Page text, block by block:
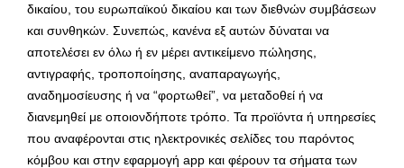
δικαίου, του ευρωπαϊκού δικαίου και των διεθνών συμβάσεων
και συνθηκών. Συνεπώς, κανένα εξ αυτών δύναται να
αποτελέσει εν όλω ή εν μέρει αντικείμενο πώλησης,
αντιγραφής, τροποποίησης, αναπαραγωγής,
αναδημοσίευσης ή να “φορτωθεί”, να μεταδοθεί ή να
διανεμηθεί με οποιονδήποτε τρόπο. Τα προϊόντα ή υπηρεσίες
που αναφέρονται στις ηλεκτρονικές σελίδες του παρόντος
κόμβου και στην εφαρμογή app και φέρουν τα σήματα των